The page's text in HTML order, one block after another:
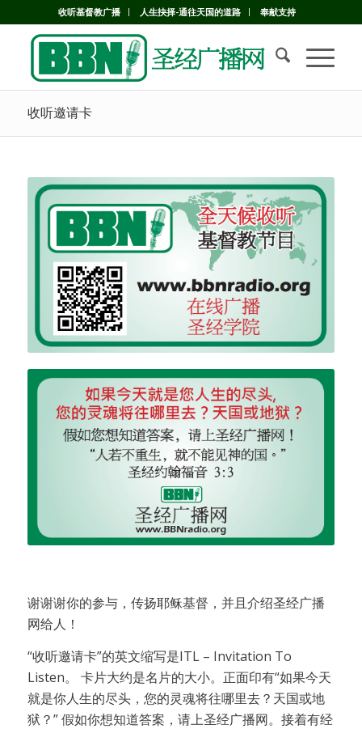
收听基督教广播 人生抉择-通往天国的道路 奉献支持
收听邀请卡
谢谢谢你的参与，传扬耶稣基督，并且介绍圣经广播
网给人！
“收听邀请卡”的英文缩写是ITL – Invitation To
Listen。 卡片大约是名片的大小。正面印有“如果今天
就是你人生的尽头，您的灵魂将往哪里去？天国或地
狱？” 假如你想知道答案，请上圣经广播网。接着有经